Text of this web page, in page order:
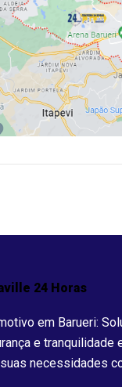
24 Horas
em Barueri:
e tranquilidade
necessidades